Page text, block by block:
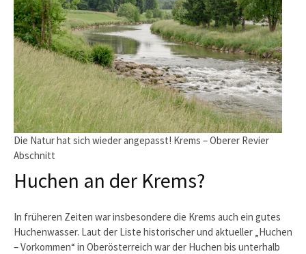
Die Natur hat sich wieder angepasst! Krems – Oberer Revier
Abschnitt
Huchen an der Krems?
In früheren Zeiten war insbesondere die Krems auch ein gutes
Huchenwasser. Laut der Liste historischer und aktueller „Huchen
– Vorkommen“ in Oberösterreich war der Huchen bis unterhalb